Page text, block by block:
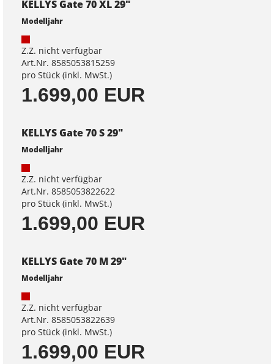
KELLYS Gate 70 XL 29"
Modelljahr
Z.Z. nicht verfügbar
Art.Nr. 8585053815259
pro Stück (inkl. MwSt.)
1.699,00 EUR
KELLYS Gate 70 S 29"
Modelljahr
Z.Z. nicht verfügbar
Art.Nr. 8585053822622
pro Stück (inkl. MwSt.)
1.699,00 EUR
KELLYS Gate 70 M 29"
Modelljahr
Z.Z. nicht verfügbar
Art.Nr. 8585053822639
pro Stück (inkl. MwSt.)
1.699,00 EUR